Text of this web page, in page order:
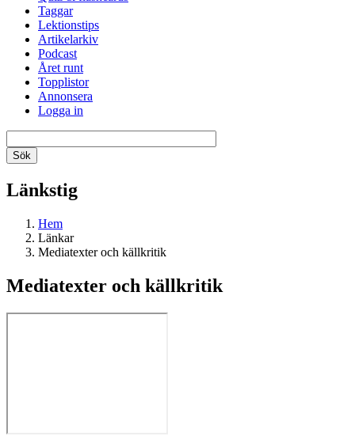
Taggar
Lektionstips
Artikelarkiv
Podcast
Året runt
Topplistor
Annonsera
Logga in
Länkstig
Hem
Länkar
Mediatexter och källkritik
Mediatexter och källkritik